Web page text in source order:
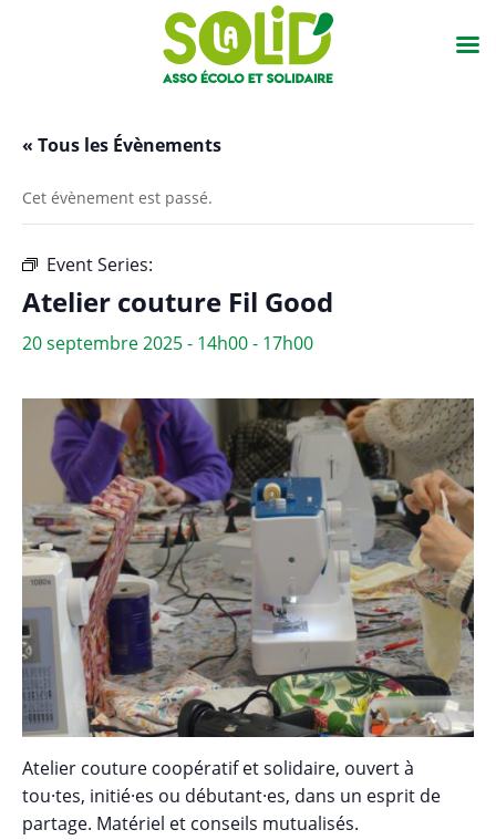
« Tous les Évènements
Cet évènement est passé.
Event Series:
Atelier couture Fil Good
20 septembre 2025 - 14h00- 17h00
Atelier couture coopératif et solidaire, ouvert à
tou·tes, initié·es ou débutant·es, dans un esprit de
partage. Matériel et conseils mutualisés.